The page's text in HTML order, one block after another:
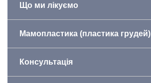
Що ми лікуємо
Мамопластика (пластика грудей)
Консультація